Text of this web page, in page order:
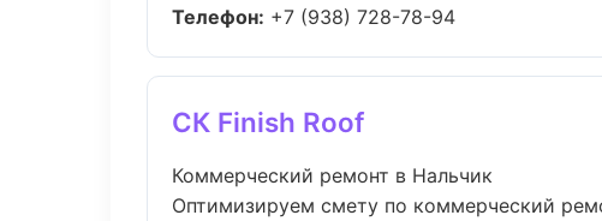
Телефон: +7 (938) 728-78-94
СК Finish Roof
Коммерческий ремонт в Нальчик
Оптимизируем смету по коммерческий